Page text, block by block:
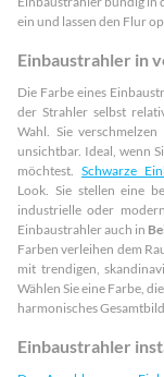
ein und lassen den Flur
Einbaustrahler in
Die Farbe eines
der Strahler selbst
Wahl. Sie
unsichtbar. Ideal, wenn
möchtest. Schwarze
Look. Sie stellen eine
industrielle oder
Einbaustrahler auch in
Farben verleihen dem
mit trendigen,
Wählen Sie eine Farbe,
harmonisches
Einbaustrahler